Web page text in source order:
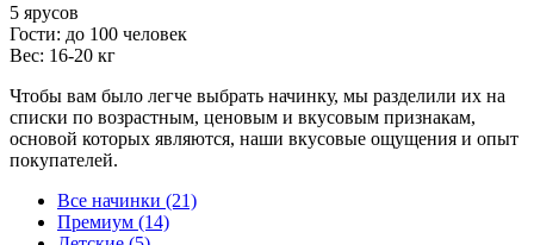
5 ярусов
Гости: до 100 человек
Вес: 16-20 кг
Чтобы вам было легче выбрать начинку, мы разделили их на
списки по возрастным, ценовым и вкусовым признакам,
основой которых являются, наши вкусовые ощущения и опыт
покупателей.
Все начинки (21)
Премиум (14)